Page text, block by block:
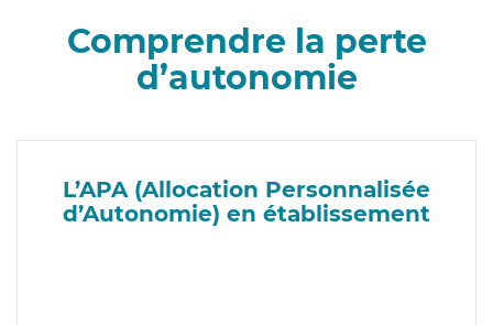
Comprendre la perte
d’autonomie
L’APA (Allocation Personnalisée
d’Autonomie) en établissement